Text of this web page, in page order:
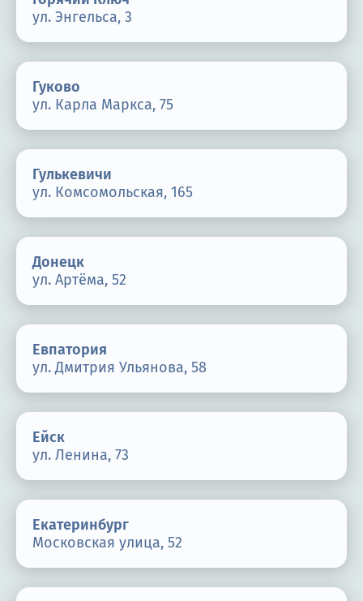
ул. Энгельса, 3
Гуково
ул. Карла Маркса, 75
Гулькевичи
ул. Комсомольская, 165
Донецк
ул. Артёма, 52
Евпатория
ул. Дмитрия Ульянова, 58
Ейск
ул. Ленина, 73
Екатеринбург
Московская улица, 52